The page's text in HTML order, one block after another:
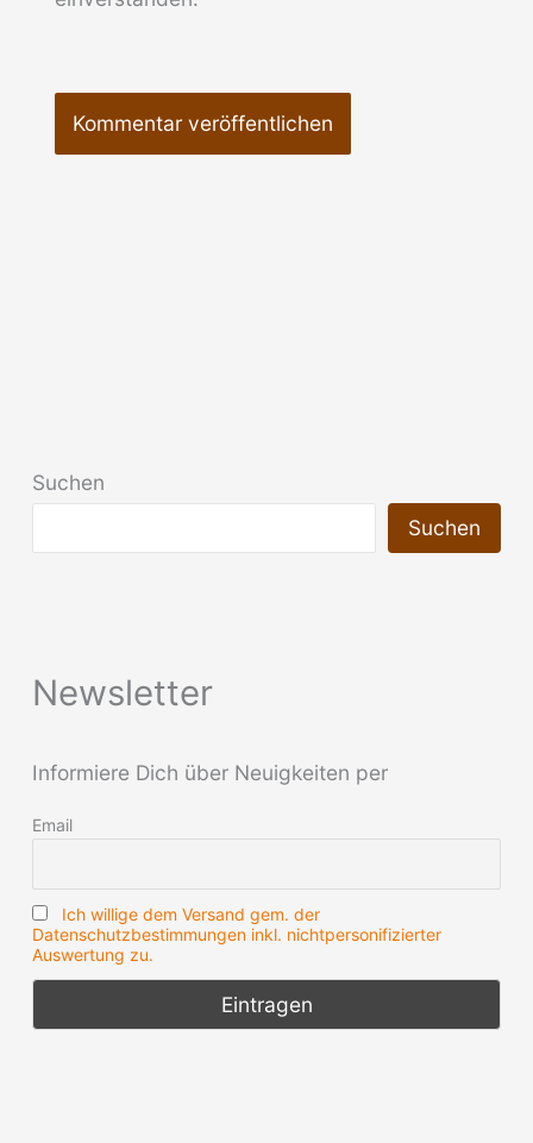
Suchen
Suchen
Newsletter
Informiere Dich über Neuigkeiten per
Email
Ich willige dem Versand gem. der
Datenschutzbestimmungen inkl. nichtpersonifizierter
Auswertung zu.